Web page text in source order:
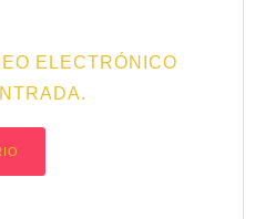
ELECTRÓNICO